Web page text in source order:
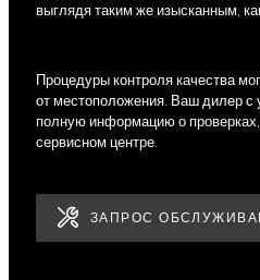
выглядя таким же изысканным,
Процедуры контроля качества
от местоположения. Ваш дилер с
полную информацию о
сервисном центре.
ЗАПРОС